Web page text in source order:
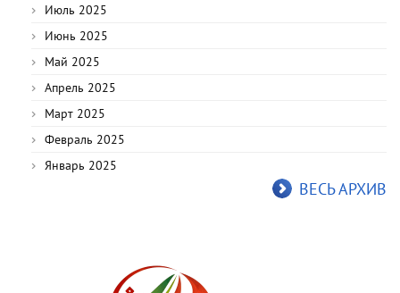
Июль 2025
Июнь 2025
Май 2025
Апрель 2025
Март 2025
Февраль 2025
Январь 2025
ВЕСЬ АРХИВ